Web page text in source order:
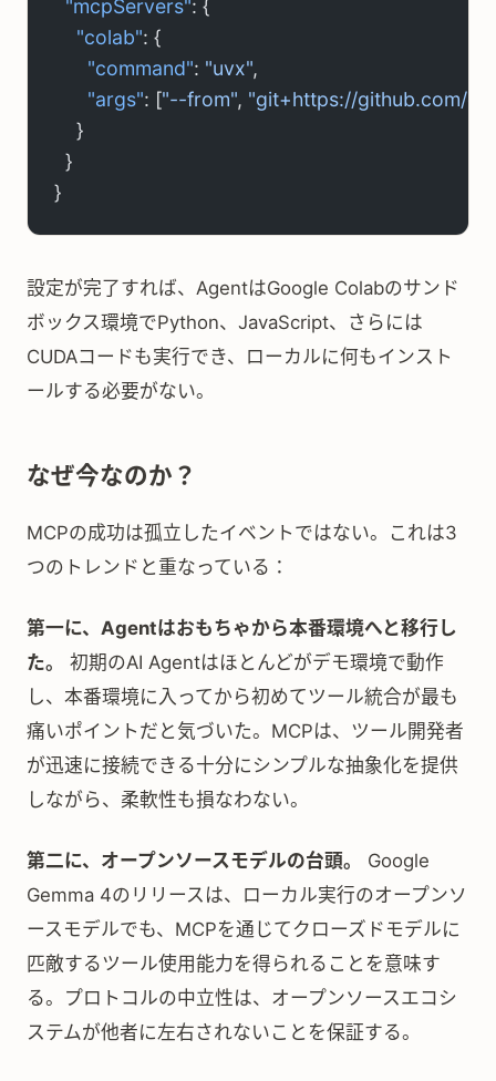
  "mcpServers"
: {
    "colab"
: {
      "command"
: "uvx",
      "args"
: ["--from", "git+https://github.com/
    }
  }
}
設定が完了すれば、AgentはGoogle Colabのサンド
ボックス環境でPython、JavaScript、さらには
CUDAコードも実行でき、ローカルに何もインスト
ールする必要がない。
なぜ今なのか？
MCPの成功は孤立したイベントではない。これは3
つのトレンドと重なっている：
第一に、Agentはおもちゃから本番環境へと移行し
た。
初期のAI Agentはほとんどがデモ環境で動作
し、本番環境に入ってから初めてツール統合が最も
痛いポイントだと気づいた。MCPは、ツール開発者
が迅速に接続できる十分にシンプルな抽象化を提供
しながら、柔軟性も損なわない。
第二に、オープンソースモデルの台頭。
Google
Gemma 4のリリースは、ローカル実行のオープンソ
ースモデルでも、MCPを通じてクローズドモデルに
匹敵するツール使用能力を得られることを意味す
る。プロトコルの中立性は、オープンソースエコシ
ステムが他者に左右されないことを保証する。